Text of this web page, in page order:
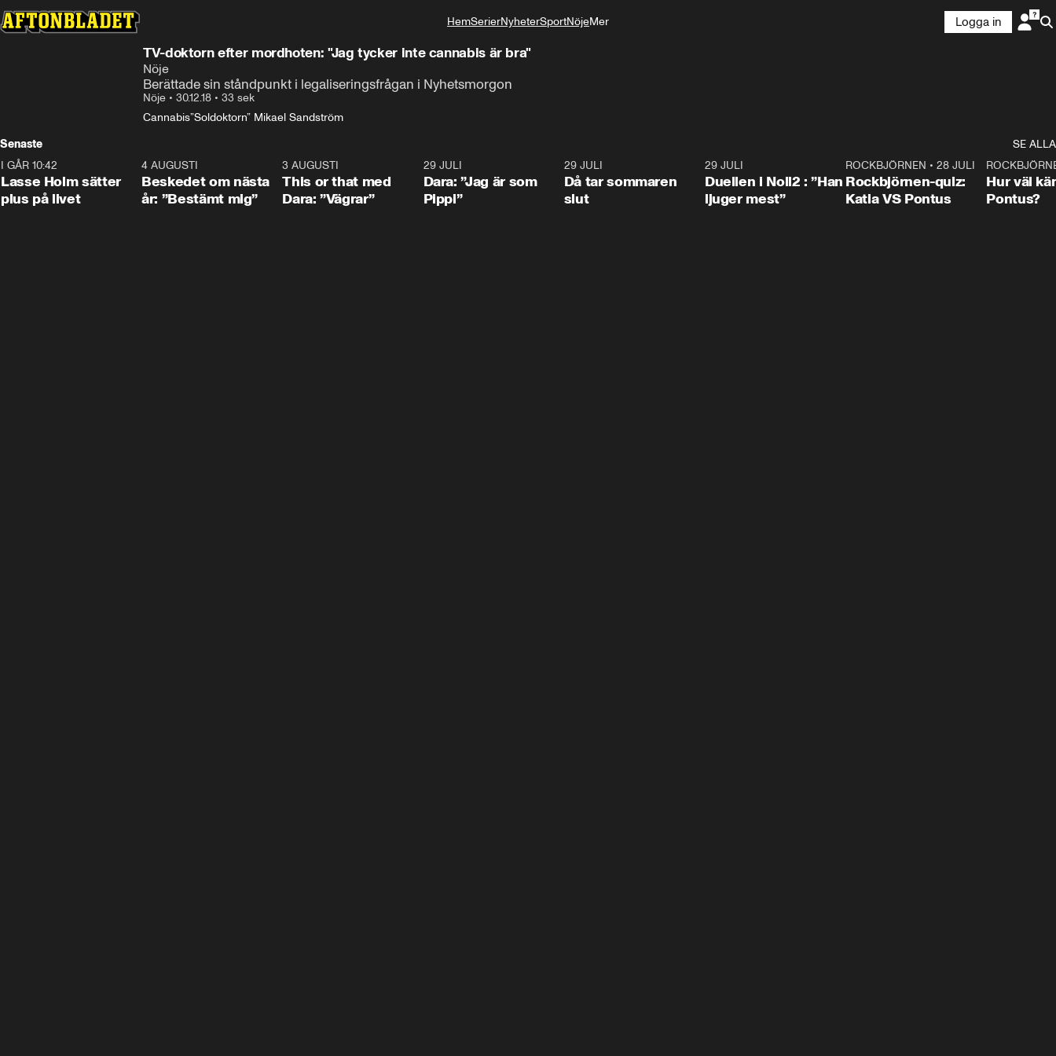
HemSerierNyheterSportNöjeMer
Logga in
TV-doktorn efter mordhoten: "Jag tycker inte cannabis är bra"
Nöje
Berättade sin ståndpunkt i legaliseringsfrågan i Nyhetsmorgon
Nöje • 30.12.18 • 33 sek
Cannabis”Soldoktorn” Mikael Sandström
Senaste
SE ALLA
1:04
I GÅR 10:42
Lasse Holm sätter
plus på livet
0:24
4 AUGUSTI
Beskedet om nästa
år: ”Bestämt mig”
3 AUGUSTI
This or that med
Dara: ”Vägrar”
29 JULI
Dara: ”Jag är som
Pippi”
29 JULI
Då tar sommaren
slut
29 JULI
Duellen i Noll2 : ”Han
ljuger mest”
0:15
ROCKBJÖRNEN •28 JULI
Rockbjörnen-quiz:
Katia VS Pontus
Hur väl
Pontus?